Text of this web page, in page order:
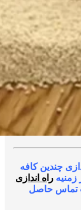
چندین کافه
زمنیهراه اندازی
تماس حاصل